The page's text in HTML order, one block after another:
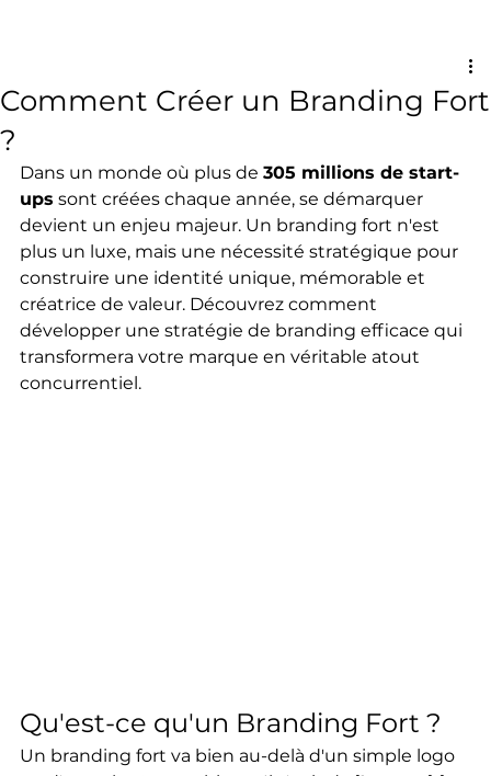
Comment Créer un Branding Fort
?
Dans un monde où plus de 305 millions de start-
ups sont créées chaque année, se démarquer
devient un enjeu majeur. Un branding fort n'est
plus un luxe, mais une nécessité stratégique pour
construire une identité unique, mémorable et
créatrice de valeur. Découvrez comment
développer une stratégie de branding efficace qui
transformera votre marque en véritable atout
concurrentiel.
Qu'est-ce qu'un Branding Fort ?
Un branding fort va bien au-delà d'un simple logo